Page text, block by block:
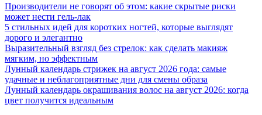
Производители не говорят об этом: какие скрытые риски
может нести гель-лак
5 стильных идей для коротких ногтей, которые выглядят
дорого и элегантно
Выразительный взгляд без стрелок: как сделать макияж
мягким, но эффектным
Лунный календарь стрижек на август 2026 года: самые
удачные и неблагоприятные дни для смены образа
Лунный календарь окрашивания волос на август 2026: когда
цвет получится идеальным